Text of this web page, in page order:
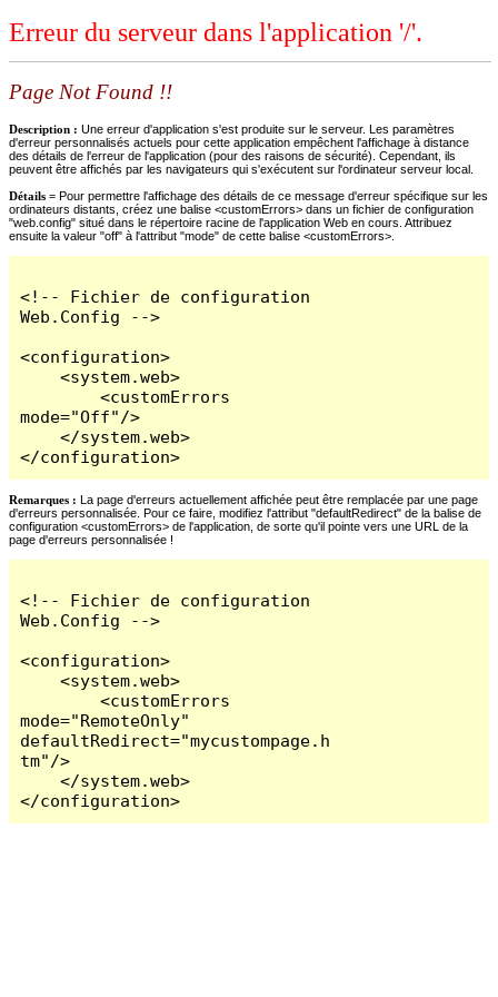
Erreur du serveur dans l'application '/'.
Page Not Found !!
Description : Une erreur d'application s'est produite sur le serveur. Les paramètres
d'erreur personnalisés actuels pour cette application empêchent l'affichage à distance
des détails de l'erreur de l'application (pour des raisons de sécurité). Cependant, ils
peuvent être affichés par les navigateurs qui s'exécutent sur l'ordinateur serveur local.
Détails = Pour permettre l'affichage des détails de ce message d'erreur spécifique sur les
ordinateurs distants, créez une balise <customErrors> dans un fichier de configuration
"web.config" situé dans le répertoire racine de l'application Web en cours. Attribuez
ensuite la valeur "off" à l'attribut "mode" de cette balise <customErrors>.
<!-- Fichier de configuration
Web.Config -->
<configuration>
    <system.web>
        <customErrors
mode="Off"/>
    </system.web>
</configuration>
Remarques : La page d'erreurs actuellement affichée peut être remplacée par une page
d'erreurs personnalisée. Pour ce faire, modifiez l'attribut "defaultRedirect" de la balise de
configuration <customErrors> de l'application, de sorte qu'il pointe vers une URL de la
page d'erreurs personnalisée !
<!-- Fichier de configuration
Web.Config -->
<configuration>
    <system.web>
        <customErrors
mode="RemoteOnly"
defaultRedirect="mycustompage.h
tm"/>
    </system.web>
</configuration>